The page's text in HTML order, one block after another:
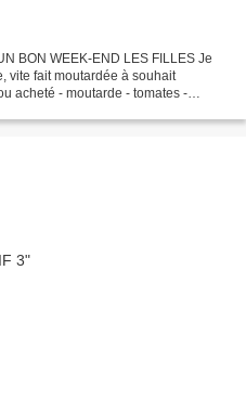
BON WEEK-END LES FILLES Je
vite fait moutardée à souhait
acheté - moutarde - tomates -